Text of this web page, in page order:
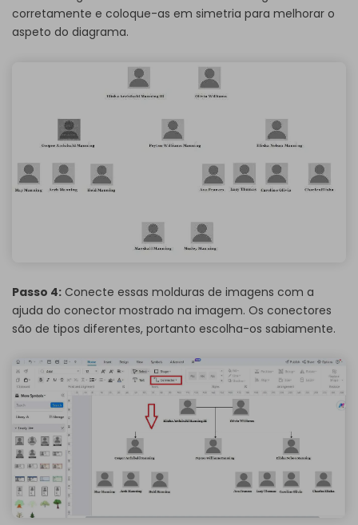
corretamente e coloque-as em simetria para melhorar o
aspeto do diagrama.
Passo 4: Conecte essas molduras de imagens com a
ajuda do conector mostrado na imagem. Os conectores
são de tipos diferentes, portanto escolha-os sabiamente.